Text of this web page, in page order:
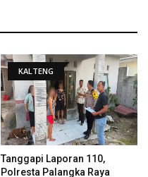
KALTENG
Tanggapi Laporan 110,
Polresta Palangka Raya